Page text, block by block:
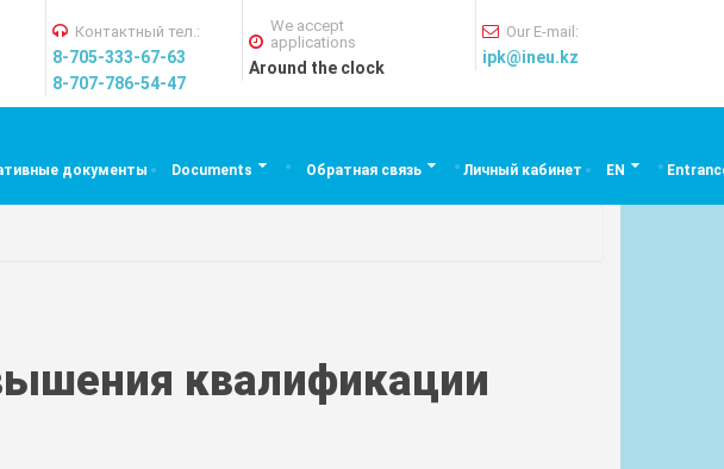
документы Documents Обратная связь Личный кабинет EN
Контактный тел.:
8-705-333-67-63
8-707-786-54-47
We accept
applications
Around the clock
Our E-mail:
ipk@ineu.kz
квалификации